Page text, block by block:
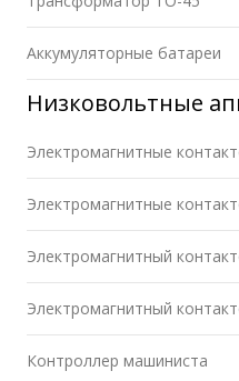
Аккумуляторные батареи
Низковольтные
Электромагнитные
Электромагнитные
Электромагнитный
Электромагнитный
Контроллер машиниста